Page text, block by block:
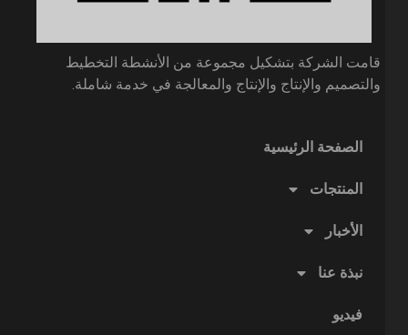
قامت الشركة بتشكيل مجموعة من الأنشطة التخطيط
والتصميم والإنتاج والإنتاج والمعالجة في خدمة شاملة.
الصفحة الرئيسية
المنتجات
الأخبار
نبذة عنا
فيديو